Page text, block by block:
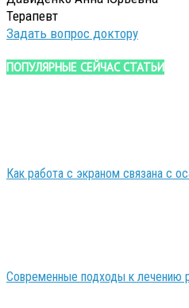
Терапевт
Задать вопрос доктору
ПОПУЛЯРНЫЕ СЕЙЧАС СТАТЬИ
Как работа с экраном связана с
Современные подходы к лечению